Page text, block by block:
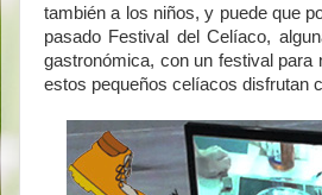
también a los niños, y puede que
pasado Festival del Celíaco,
gastronómica, con un festival para
estos pequeños celíacos disfrutan